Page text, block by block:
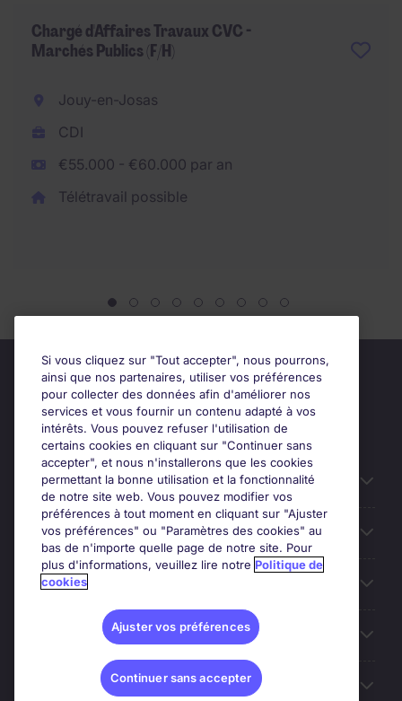
Chargé d'Affaires Travaux CVC -
Marchés Publics (F/H)
Jouy-en-Josas
CDI
€55.000 - €60.000 par an
Télétravail possible
Candidats
Entreprises
Contact
Les avis Google
Nos offres d'emploi
Si vous cliquez sur "Tout accepter", nous pourrons,
ainsi que nos partenaires, utiliser vos préférences
pour collecter des données afin d'améliorer nos
services et vous fournir un contenu adapté à vos
intérêts. Vous pouvez refuser l'utilisation de
certains cookies en cliquant sur "Continuer sans
accepter", et nous n'installerons que les cookies
permettant la bonne utilisation et la fonctionnalité
de notre site web. Vous pouvez modifier vos
préférences à tout moment en cliquant sur "Ajuster
vos préférences" ou "Paramètres des cookies" au
bas de n'importe quelle page de notre site. Pour
plus d'informations, veuillez lire notre Politique de
cookies
Ajuster vos préférences
Continuer sans accepter